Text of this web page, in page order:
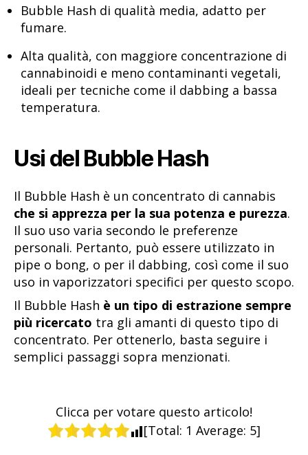
Bubble Hash di qualità media, adatto per
fumare.
Alta qualità, con maggiore concentrazione di
cannabinoidi e meno contaminanti vegetali,
ideali per tecniche come il dabbing a bassa
temperatura.
Usi del Bubble Hash
Il Bubble Hash è un concentrato di cannabis
che si apprezza per la sua potenza e purezza.
Il suo uso varia secondo le preferenze
personali. Pertanto, può essere utilizzato in
pipe o bong, o per il dabbing, così come il suo
uso in vaporizzatori specifici per questo scopo.
Il Bubble Hash è un tipo di estrazione sempre
più ricercato tra gli amanti di questo tipo di
concentrato. Per ottenerlo, basta seguire i
semplici passaggi sopra menzionati.
Clicca per votare questo articolo!
[Total: 1 Average: 5]